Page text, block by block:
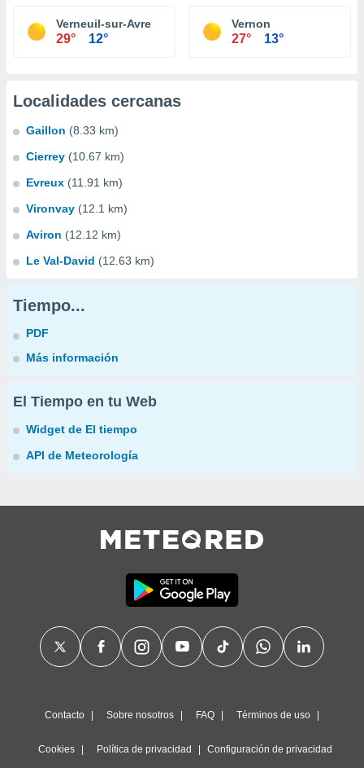
Verneuil-sur-Avre
29° 12°
Vernon
27° 13°
Localidades cercanas
Gaillon (8.33 km)
Cierrey (10.67 km)
Evreux (11.91 km)
Vironvay (12.1 km)
Aviron (12.12 km)
Le Val-David (12.63 km)
Tiempo...
PDF
Más información
El Tiempo en tu Web
Widget de El tiempo
API de Meteorología
Contacto Sobre nosotros FAQ Términos de uso
Cookies Política de privacidad Configuración de privacidad